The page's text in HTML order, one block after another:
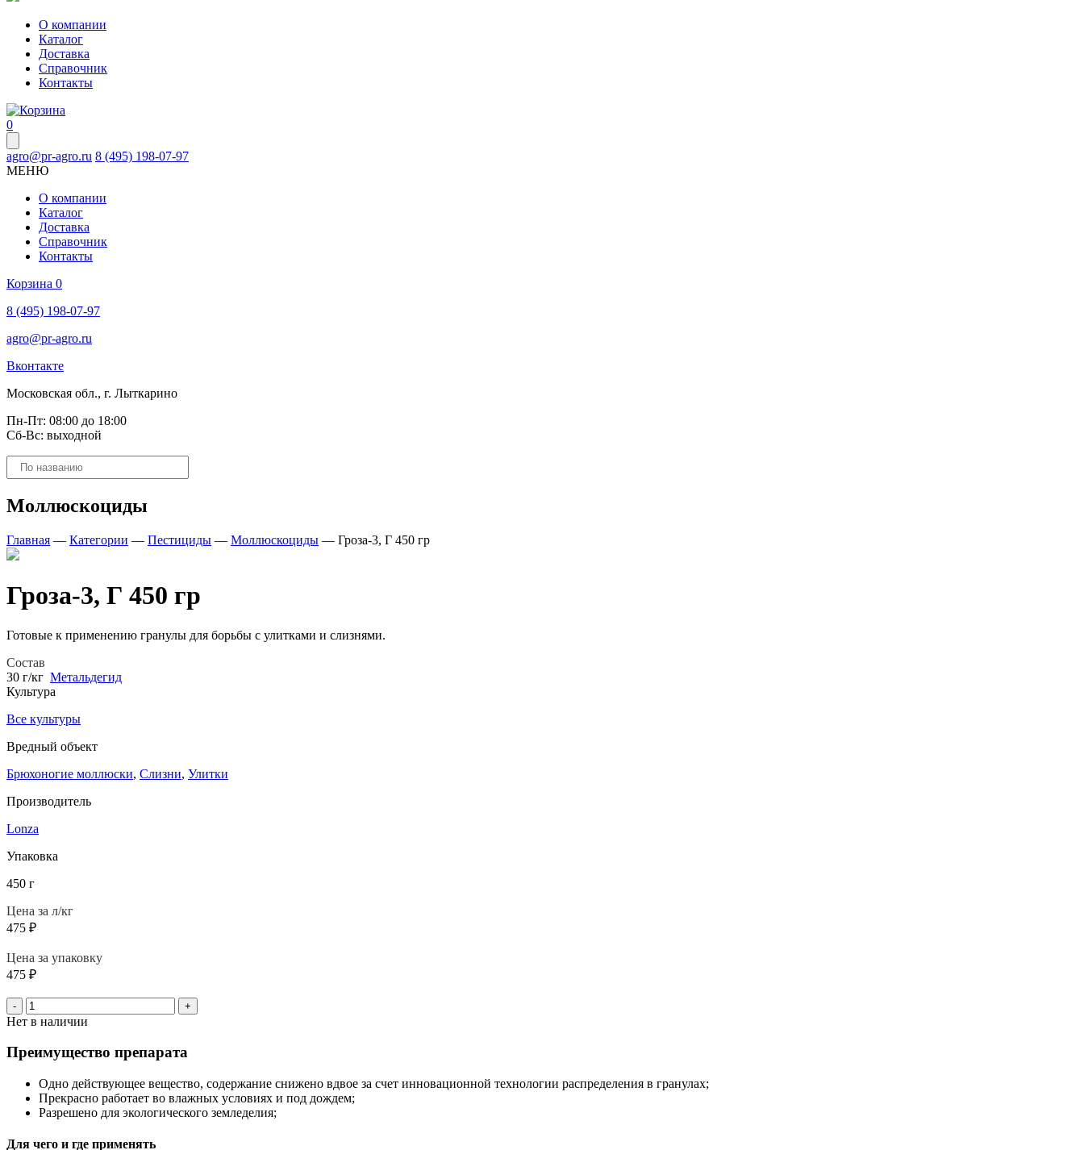
О компании
Каталог
Доставка
Справочник
Контакты
0
agro@pr-agro.ru 8 (495) 198-07-97
МЕНЮ
О компании
Каталог
Доставка
Справочник
Контакты
Корзина 0
8 (495) 198-07-97
agro@pr-agro.ru
Вконтакте
Московская обл., г. Лыткарино
Пн-Пт: 08:00 до 18:00
Сб-Вс: выходной
Поиск
товаров
Моллюскоциды
Главная — Категории — Пестициды — Моллюскоциды — Гроза-3, Г 450 гр
Гроза-3, Г 450 гр
Готовые к применению гранулы для борьбы с улитками и слизнями.
Состав
30 г/кг Метальдегид
Культура
Все культуры
Вредный объект
Брюхоногие моллюски, Слизни, Улитки
Производитель
Lonza
Упаковка
450 г
Цена за л/кг
475 ₽
Цена за упаковку
475 ₽
- +
Нет в наличии
Преимущество препарата
Одно действующее вещество, содержание снижено вдвое за счет инновационной технологии распределения в гранулах;
Прекрасно работает во влажных условиях и под дождем;
Разрешено для экологического земледелия;
Для чего и где применять